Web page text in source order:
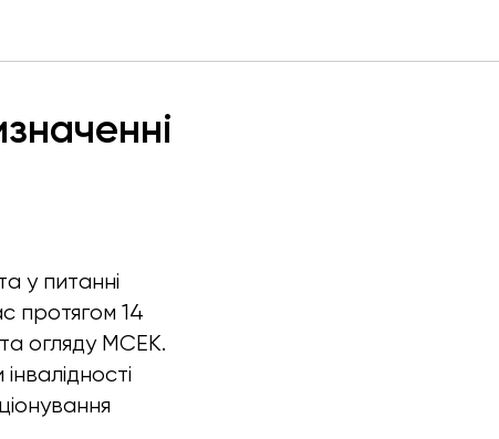
у питанні
протягом 14
огляду МСЕК.